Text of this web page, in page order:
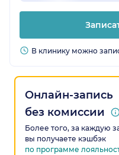
В клинику можно
Онлайн-запись
без комиссии
Более того, за каждую
вы получаете кэшбэк
по программе